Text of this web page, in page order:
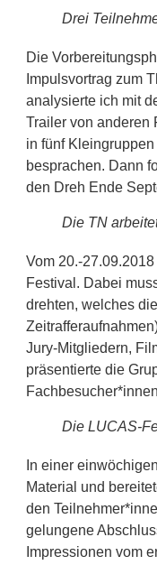
Drei
Die
Impulsvortrag zum
analysierte ich mit
Trailer von anderen
in fünf
besprachen. Dann
den Dreh Ende
Die TN
Vom 20.-
Festival. Dabei
drehten, welches
Jury-Mitgliedern,
präsentierte die
Die LUCAS-
In einer
Material und
den
gelungene
Impressionen vom